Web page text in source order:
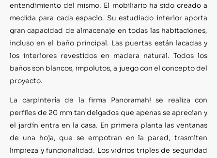
entendimiento del mismo. El mobiliario ha sido creado a
medida para cada espacio. Su estudiado interior aporta
gran capacidad de almacenaje en todas las habitaciones,
incluso en el baño principal. Las puertas están lacadas y
los interiores revestidos en madera natural. Todos los
baños son blancos, impolutos, a juego con el concepto del
proyecto.
La carpintería de la firma Panoramah! se realiza con
perfiles de 20 mm tan delgados que apenas se aprecian y
el jardín entra en la casa. En primera planta las ventanas
de una hoja, que se empotran en la pared, trasmiten
limpieza y funcionalidad. Los vidrios triples de seguridad